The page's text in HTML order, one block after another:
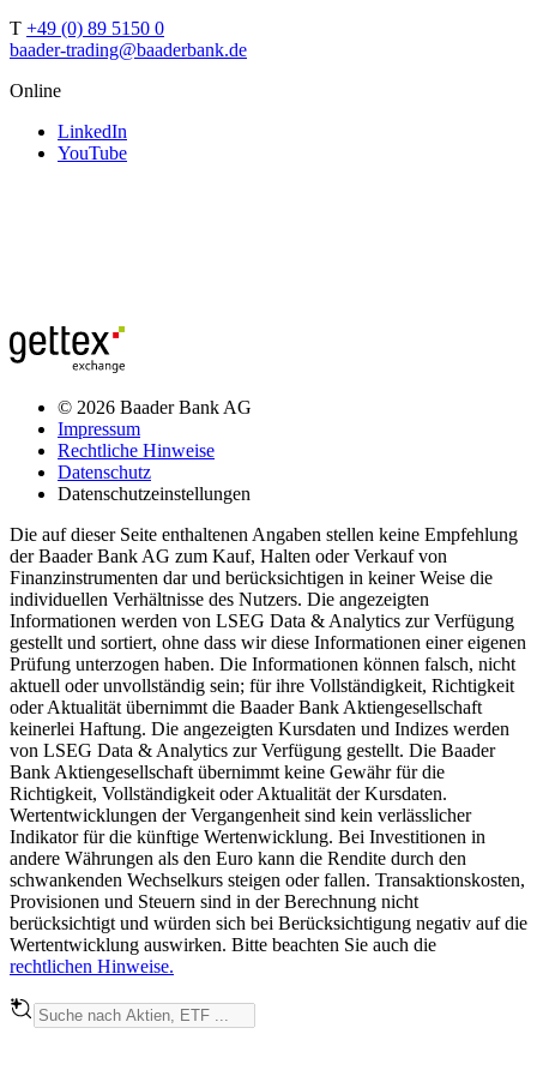
T +49 (0) 89 5150 0
baader-trading@baaderbank.de
Online
LinkedIn
YouTube
© 2026 Baader Bank AG
Impressum
Rechtliche Hinweise
Datenschutz
Datenschutzeinstellungen
Die auf dieser Seite enthaltenen Angaben stellen keine Empfehlung
der Baader Bank AG zum Kauf, Halten oder Verkauf von
Finanzinstrumenten dar und berücksichtigen in keiner Weise die
individuellen Verhältnisse des Nutzers. Die angezeigten
Informationen werden von LSEG Data & Analytics zur Verfügung
gestellt und sortiert, ohne dass wir diese Informationen einer eigenen
Prüfung unterzogen haben. Die Informationen können falsch, nicht
aktuell oder unvollständig sein; für ihre Vollständigkeit, Richtigkeit
oder Aktualität übernimmt die Baader Bank Aktiengesellschaft
keinerlei Haftung. Die angezeigten Kursdaten und Indizes werden
von LSEG Data & Analytics zur Verfügung gestellt. Die Baader
Bank Aktiengesellschaft übernimmt keine Gewähr für die
Richtigkeit, Vollständigkeit oder Aktualität der Kursdaten.
Wertentwicklungen der Vergangenheit sind kein verlässlicher
Indikator für die künftige Wertenwicklung. Bei Investitionen in
andere Währungen als den Euro kann die Rendite durch den
schwankenden Wechselkurs steigen oder fallen. Transaktionskosten,
Provisionen und Steuern sind in der Berechnung nicht
berücksichtigt und würden sich bei Berücksichtigung negativ auf die
Wertentwicklung auswirken. Bitte beachten Sie auch die
rechtlichen Hinweise.